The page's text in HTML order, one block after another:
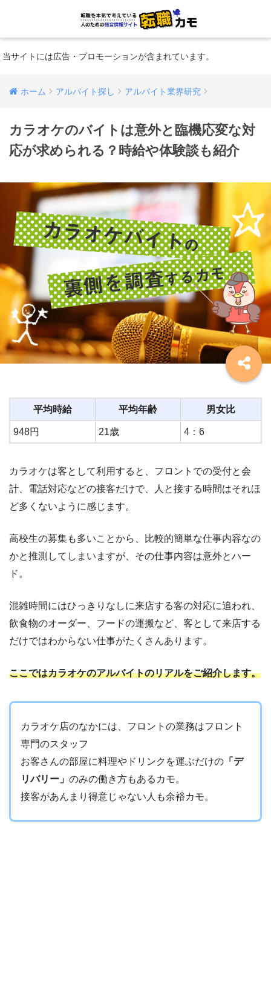
当サイトには広告・プロモーションが含まれています。
ホーム アルバイト探し アルバイト業界研究
カラオケのバイトは意外と臨機応変な対
応が求められる？時給や体験談も紹介
平均時給 平均年齢 男女比
948円 21歳 4：6
カラオケは客として利用すると、フロントでの受付と会
計、電話対応などの接客だけで、人と接する時間はそれほ
ど多くないように感じます。
高校生の募集も多いことから、比較的簡単な仕事内容なの
かと推測してしまいますが、その仕事内容は意外とハー
ド。
混雑時間にはひっきりなしに来店する客の対応に追われ、
飲食物のオーダー、フードの運搬など、客として来店する
だけではわからない仕事がたくさんあります。
ここではカラオケのアルバイトのリアルをご紹介します。
カラオケ店のなかには、フロントの業務はフロント
専門のスタッフ
お客さんの部屋に料理やドリンクを運ぶだけの 「デ
リバリー」 のみの働き方もあるカモ。
接客があんまり得意じゃない人も余裕カモ。